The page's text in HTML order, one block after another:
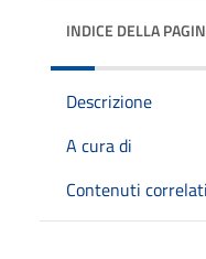
INDICE DELLA
Descrizione
A cura di
Contenuti correlati